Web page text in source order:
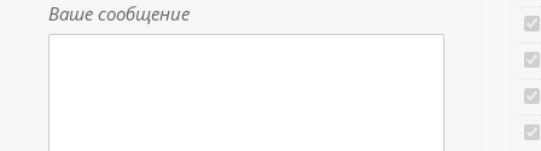
Ваше сообщение